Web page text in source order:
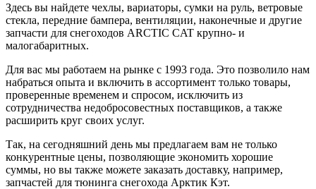
Здесь вы найдете чехлы, вариаторы, сумки на руль, ветровые
стекла, передние бампера, вентиляции, наконечные и другие
запчасти для снегоходов ARCTIC CAT крупно- и
малогабаритных.
Для вас мы работаем на рынке с 1993 года. Это позволило нам
набраться опыта и включить в ассортимент только товары,
проверенные временем и спросом, исключить из
сотрудничества недобросовестных поставщиков, а также
расширить круг своих услуг.
Так, на сегодняшний день мы предлагаем вам не только
конкурентные цены, позволяющие экономить хорошие
суммы, но вы также можете заказать доставку, например,
запчастей для тюнинга снегохода Арктик Кэт.